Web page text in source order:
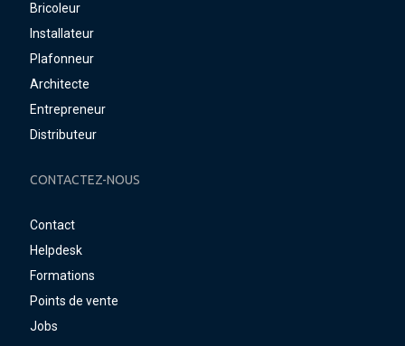
Bricoleur
Installateur
Plafonneur
Architecte
Entrepreneur
Distributeur
CONTACTEZ-NOUS
Contact
Helpdesk
Formations
Points de vente
Jobs